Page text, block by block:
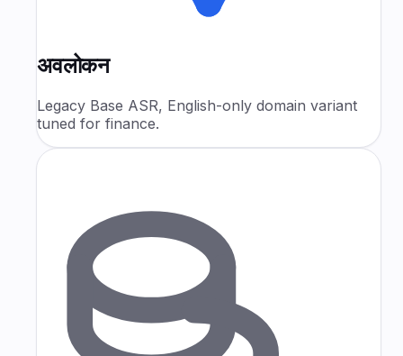
अवलोकन
Legacy Base ASR, English-only domain variant
tuned for finance.